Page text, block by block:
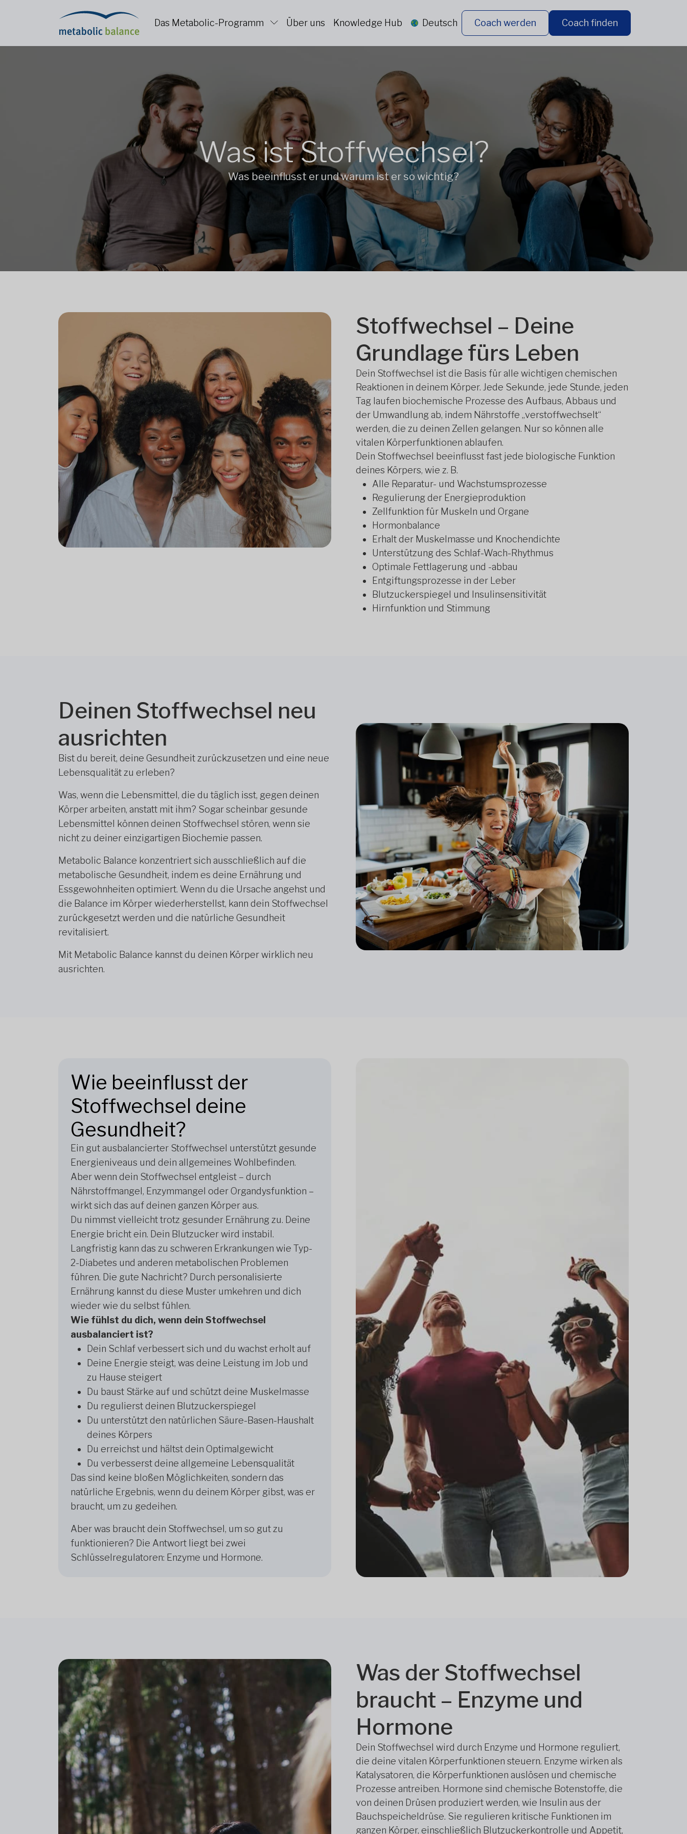
Das Metabolic-Programm Über uns Knowledge Hub Deutsch Coach werden Coach finden
Was ist Stoffwechsel?
Was beeinflusst er und warum ist er so wichtig?
Stoffwechsel – Deine
Grundlage fürs Leben
Dein Stoffwechsel ist die Basis für alle wichtigen chemischen
Reaktionen in deinem Körper. Jede Sekunde, jede Stunde, jeden
Tag laufen biochemische Prozesse des Aufbaus, Abbaus und
der Umwandlung ab, indem Nährstoffe „verstoffwechselt“
werden, die zu deinen Zellen gelangen. Nur so können alle
vitalen Körperfunktionen ablaufen.
Dein Stoffwechsel beeinflusst fast jede biologische Funktion
deines Körpers, wie z. B.
Alle Reparatur- und Wachstumsprozesse
Regulierung der Energieproduktion
Zellfunktion für Muskeln und Organe
Hormonbalance
Erhalt der Muskelmasse und Knochendichte
Unterstützung des Schlaf-Wach-Rhythmus
Optimale Fettlagerung und -abbau
Entgiftungsprozesse in der Leber
Blutzuckerspiegel und Insulinsensitivität
Hirnfunktion und Stimmung
Deinen Stoffwechsel neu
ausrichten
Bist du bereit, deine Gesundheit zurückzusetzen und eine neue
Lebensqualität zu erleben?
Was, wenn die Lebensmittel, die du täglich isst, gegen deinen
Körper arbeiten, anstatt mit ihm? Sogar scheinbar gesunde
Lebensmittel können deinen Stoffwechsel stören, wenn sie
nicht zu deiner einzigartigen Biochemie passen.
Metabolic Balance konzentriert sich ausschließlich auf die
metabolische Gesundheit, indem es deine Ernährung und
Essgewohnheiten optimiert. Wenn du die Ursache angehst und
die Balance im Körper wiederherstellst, kann dein Stoffwechsel
zurückgesetzt werden und die natürliche Gesundheit
revitalisiert.
Mit Metabolic Balance kannst du deinen Körper wirklich neu
ausrichten.
Wie beeinflusst der
Stoffwechsel deine
Gesundheit?
Ein gut ausbalancierter Stoffwechsel unterstützt gesunde
Energieniveaus und dein allgemeines Wohlbefinden.
Aber wenn dein Stoffwechsel entgleist – durch
Nährstoffmangel, Enzymmangel oder Organdysfunktion –
wirkt sich das auf deinen ganzen Körper aus.
Du nimmst vielleicht trotz gesunder Ernährung zu. Deine
Energie bricht ein. Dein Blutzucker wird instabil.
Langfristig kann das zu schweren Erkrankungen wie Typ-
2-Diabetes und anderen metabolischen Problemen
führen. Die gute Nachricht? Durch personalisierte
Ernährung kannst du diese Muster umkehren und dich
wieder wie du selbst fühlen.
Wie fühlst du dich, wenn dein Stoffwechsel
ausbalanciert ist?
Dein Schlaf verbessert sich und du wachst erholt auf
Deine Energie steigt, was deine Leistung im Job und
zu Hause steigert
Du baust Stärke auf und schützt deine Muskelmasse
Du regulierst deinen Blutzuckerspiegel
Du unterstützt den natürlichen Säure-Basen-Haushalt
deines Körpers
Du erreichst und hältst dein Optimalgewicht
Du verbesserst deine allgemeine Lebensqualität
Das sind keine bloßen Möglichkeiten, sondern das
natürliche Ergebnis, wenn du deinem Körper gibst, was er
braucht, um zu gedeihen.
Aber was braucht dein Stoffwechsel, um so gut zu
funktionieren? Die Antwort liegt bei zwei
Schlüsselregulatoren: Enzyme und Hormone.
Was der Stoffwechsel
braucht – Enzyme und
Hormone
Dein Stoffwechsel wird durch Enzyme und Hormone reguliert,
die deine vitalen Körperfunktionen steuern. Enzyme wirken als
Katalysatoren, die Körperfunktionen auslösen und chemische
Prozesse antreiben. Hormone sind chemische Botenstoffe, die
von deinen Drüsen produziert werden, wie Insulin aus der
Bauchspeicheldrüse. Sie regulieren kritische Funktionen im
ganzen Körper, einschließlich Blutzuckerkontrolle und Appetit,